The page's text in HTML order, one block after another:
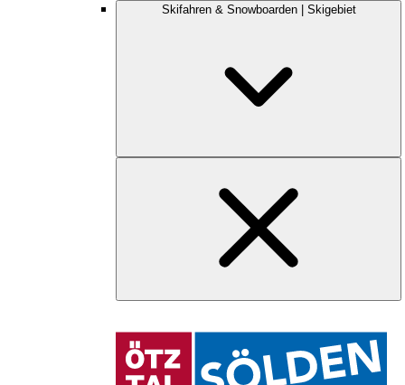
Skifahren & Snowboarden | Skigebiet